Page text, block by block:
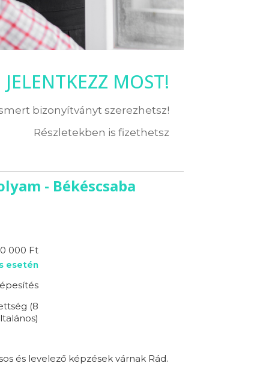
JELENTKEZZ MOST!
bizonyítványt szerezhetsz!
Részletekben is fizethetsz
- Békéscsaba
000 Ft
esetén
(8
és levelező képzések várnak Rád.